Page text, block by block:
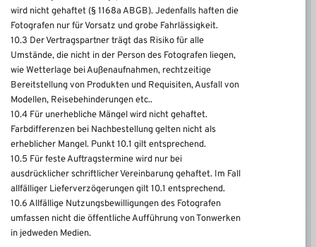
wird nicht gehaftet (§ 1168a ABGB). Jedenfalls haften die
Fotografen nur für Vorsatz und grobe Fahrlässigkeit.
10.3 Der Vertragspartner trägt das Risiko für alle
Umstände, die nicht in der Person des Fotografen liegen,
wie Wetterlage bei Außenaufnahmen, rechtzeitige
Bereitstellung von Produkten und Requisiten, Ausfall von
Modellen, Reisebehinderungen etc..
10.4 Für unerhebliche Mängel wird nicht gehaftet.
Farbdifferenzen bei Nachbestellung gelten nicht als
erheblicher Mangel. Punkt 10.1 gilt entsprechend.
10.5 Für feste Auftragstermine wird nur bei
ausdrücklicher schriftlicher Vereinbarung gehaftet. Im Fall
allfälliger Lieferverzögerungen gilt 10.1 entsprechend.
10.6 Allfällige Nutzungsbewilligungen des Fotografen
umfassen nicht die öffentliche Aufführung von Tonwerken
in jedweden Medien.